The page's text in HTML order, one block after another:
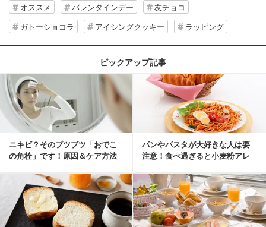
オススメ バレンタインデー
友チョコ
ガトーショコラ
アイシングクッキー ラッピング
ピックアップ記事
ニキビ？そのブツブツ「おでこ
の角栓」です！原因＆ケア方法
パンやパスタが大好きな人は要
注意！食べ過ぎると小麦粉アレ